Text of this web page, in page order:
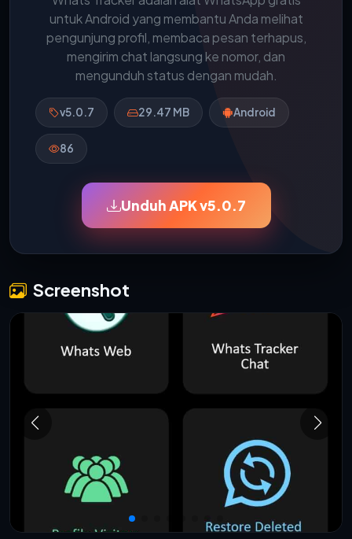
untuk Android yang membantu Anda melihat
pengunjung profil, membaca pesan terhapus,
mengirim chat langsung ke nomor, dan
mengunduh status dengan mudah.
v5.0.7 29.47 MB Android
86
Unduh APK v5.0.7
Screenshot